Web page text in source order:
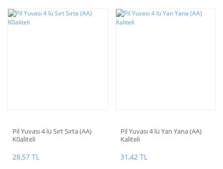
Pil Yuvası 4 lü Sırt Sırta (AA)
K0aliteli
28,57 TL
Pil Yuvası 4 lü Yan Yana (AA)
Kaliteli
31,42 TL